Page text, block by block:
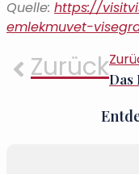
Quelle: https://
emlekmuvet-
Zurück